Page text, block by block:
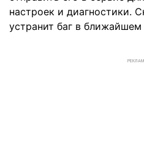
настроек и диагностики.
устранит баг в ближайшем